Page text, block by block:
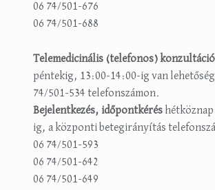
06 74/501-676
06 74/501-688
Telemedicinális (telefonos)
péntekig, 13:00-14:00-ig van
74/501-534 telefonszámon.
Bejelentkezés, időpontkéréshétköznap
ig, a központi betegirányítás
06 74/501-593
06 74/501-642
06 74/501-649